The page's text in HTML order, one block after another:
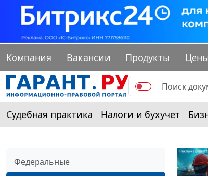
Компания Вакансии Продукты
Судебная практика Налоги и бухучет
Федеральные